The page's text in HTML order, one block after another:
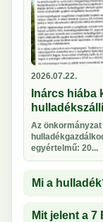
2026.07.22.
Inárcs hiába
Az
egyértelmű: 20...
Mi a
Mit jelent a